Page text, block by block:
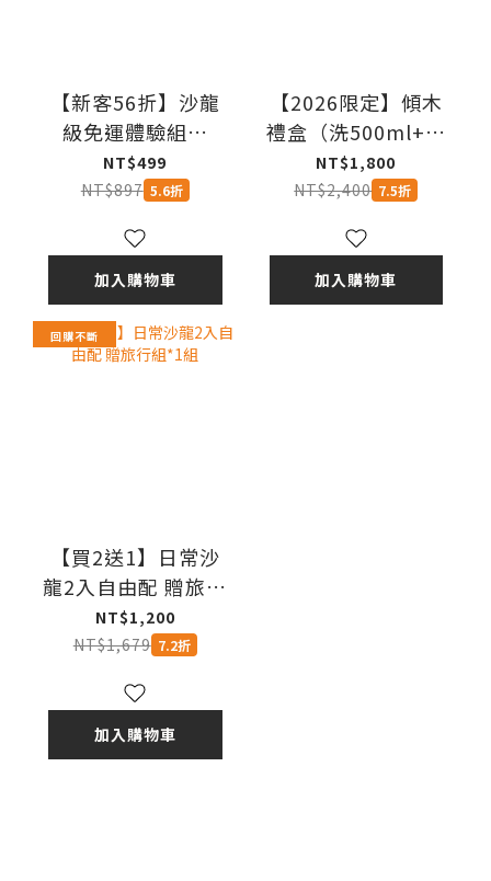
【新客56折】沙龍
級免運體驗組｜
30ml×6入
NT$499
NT$897 5.6折
加入購物車
【2026限定】傾木
禮盒（洗500ml+護
500ml）
NT$1,800
NT$2,400 7.5折
加入購物車
回購不斷
【買2送1】日常沙
龍2入自由配 贈旅行
組*1組
NT$1,200
NT$1,679 7.2折
加入購物車